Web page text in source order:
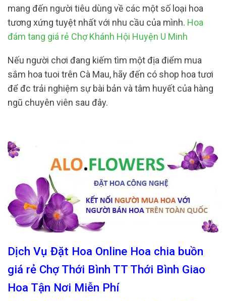
mang đến người tiêu dùng về các một số loại hoa
tương xứng tuyệt nhất với nhu cầu của mình. Hoa
đám tang giá rẻ Chợ Khánh Hội Huyện U Minh
Nếu người chơi đang kiếm tìm một địa điểm mua
sắm hoa tuoi trên Cà Mau, hãy đến có shop hoa tươi
để đc trải nghiệm sự bài bản và tâm huyết của hàng
ngũ chuyên viên sau đây.
Dịch Vụ Đặt Hoa Online Hoa chia buồn
giá rẻ Chợ Thới Bình TT Thới Bình Giao
Hoa Tận Nơi Miễn Phí